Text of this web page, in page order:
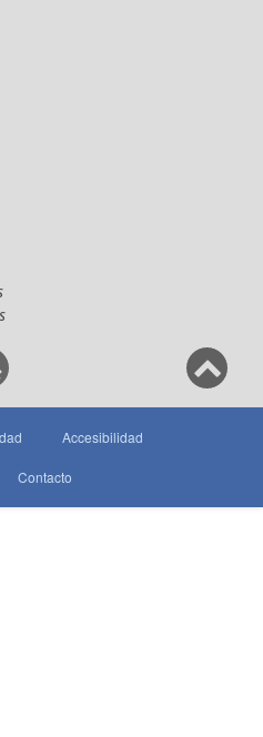
Accesibilidad
Contacto